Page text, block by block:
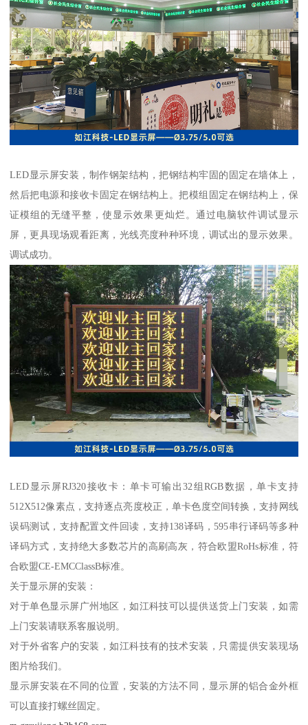
LED显示屏安装，制作钢架结构，把钢结构牢固的固定在墙体上，
然后把电源和接收卡固定在钢结构上。把模组固定在钢结构上，保
证模组的无缝平整，使显示效果更灿烂。通过电脑软件调试显示
屏，更具现场观看距离，光线亮度种种环境，调试出的显示效果。
调试成功。
LED显示屏RJ320接收卡：单卡可输出32组RGB数据，单卡支持
512X512像素点，支持逐点亮度校正，单卡色度空间转换，支持网线
误码测试，支持配置文件回读，支持138译码，595串行译码等多种
译码方式，支持绝大多数芯片的高刷高灰，符合欧盟RoHs标准，符
合欧盟CE-EMCClassB标准。
关于显示屏的安装：
对于单色显示屏广州地区，如江科技可以提供送货上门安装，如需
上门安装请联系客服说明。
对于外省客户的安装，如江科技有的技术安装，只需提供安装现场
图片给我们。
显示屏安装在不同的位置，安装的方法不同，显示屏的铝合金外框
可以直接打螺丝固定。